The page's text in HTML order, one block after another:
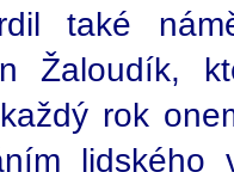
také
Žaloudík,
rok